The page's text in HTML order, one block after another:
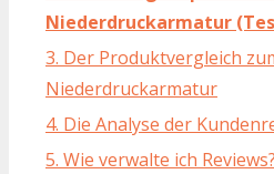
Niederdruckarmatur
3. Der Produktvergleich
Niederdruckarmatur
4. Die Analyse der
5. Wie verwalte ich Reviews?